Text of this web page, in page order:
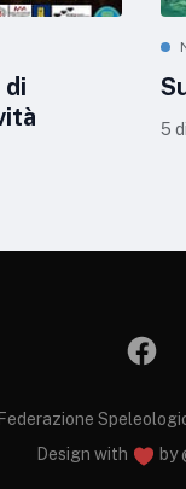
di
5
Design with
by